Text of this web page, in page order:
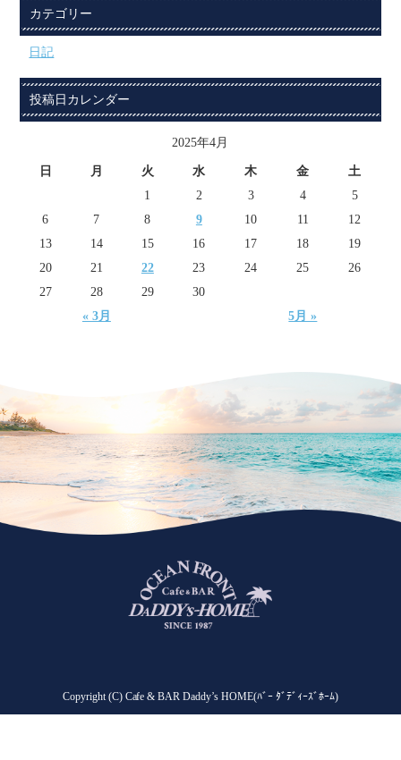
カテゴリー
日記
投稿日カレンダー
2025年4月
日 月 火 水 木 金 土
« 3月 5月 »
1 2 3 4
5
6
7 8 9 10 11
12
13
14 15 16 17 18
19
20
21 22 23 24 25
26
27
28 29 30
Copyright (C) Cafe & BAR Daddy’s HOME(ﾊﾞｰ ﾀﾞﾃﾞｨｰｽﾞﾎｰﾑ)